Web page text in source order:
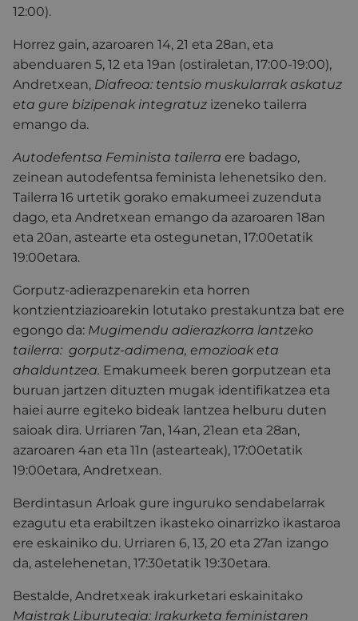
12:00).
Horrez gain, azaroaren 14, 21 eta 28an, eta
abenduaren 5, 12 eta 19an (ostiraletan, 17:00-19:00),
Andretxean, Diafreoa: tentsio muskularrak askatuz
eta gure bizipenak integratuz izeneko tailerra
emango da.
Autodefentsa Feminista tailerra ere badago,
zeinean autodefentsa feminista lehenetsiko den.
Tailerra 16 urtetik gorako emakumeei zuzenduta
dago, eta Andretxean emango da azaroaren 18an
eta 20an, astearte eta ostegunetan, 17:00etatik
19:00etara.
Gorputz-adierazpenarekin eta horren
kontzientziazioarekin lotutako prestakuntza bat ere
egongo da: Mugimendu adierazkorra lantzeko
tailerra: gorputz-adimena, emozioak eta
ahalduntzea. Emakumeek beren gorputzean eta
buruan jartzen dituzten mugak identifikatzea eta
haiei aurre egiteko bideak lantzea helburu duten
saioak dira. Urriaren 7an, 14an, 21ean eta 28an,
azaroaren 4an eta 11n (astearteak), 17:00etatik
19:00etara, Andretxean.
Berdintasun Arloak gure inguruko sendabelarrak
ezagutu eta erabiltzen ikasteko oinarrizko ikastaroa
ere eskainiko du. Urriaren 6, 13, 20 eta 27an izango
da, astelehenetan, 17:30etatik 19:30etara.
Bestalde, Andretxeak irakurketari eskainitako
Maistrak Liburutegia: Irakurketa feministaren